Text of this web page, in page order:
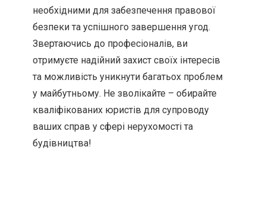
необхідними для забезпечення правової
безпеки та успішного завершення угод.
Звертаючись до професіоналів, ви
отримуєте надійний захист своїх інтересів
та можливість уникнути багатьох проблем
у майбутньому. Не зволікайте – обирайте
кваліфікованих юристів для супроводу
ваших справ у сфері нерухомості та
будівництва!